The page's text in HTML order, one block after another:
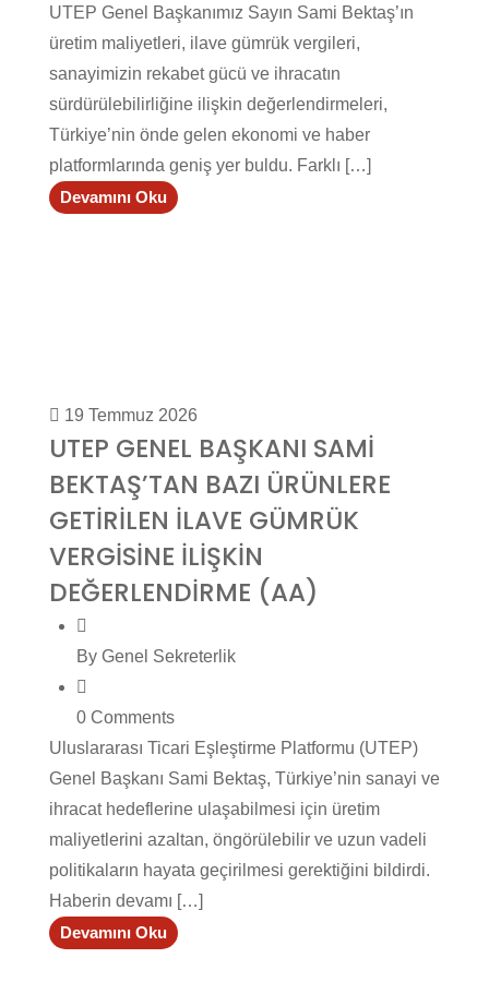
UTEP Genel Başkanımız Sayın Sami Bektaş’ın
üretim maliyetleri, ilave gümrük vergileri,
sanayimizin rekabet gücü ve ihracatın
sürdürülebilirliğine ilişkin değerlendirmeleri,
Türkiye’nin önde gelen ekonomi ve haber
platformlarında geniş yer buldu. Farklı […]
Devamını Oku
19 Temmuz 2026
UTEP GENEL BAŞKANI SAMİ
BEKTAŞ’TAN BAZI ÜRÜNLERE
GETİRİLEN İLAVE GÜMRÜK
VERGİSİNE İLİŞKİN
DEĞERLENDİRME (AA)
By Genel Sekreterlik
0 Comments
Uluslararası Ticari Eşleştirme Platformu (UTEP)
Genel Başkanı Sami Bektaş, Türkiye’nin sanayi ve
ihracat hedeflerine ulaşabilmesi için üretim
maliyetlerini azaltan, öngörülebilir ve uzun vadeli
politikaların hayata geçirilmesi gerektiğini bildirdi.
Haberin devamı […]
Devamını Oku